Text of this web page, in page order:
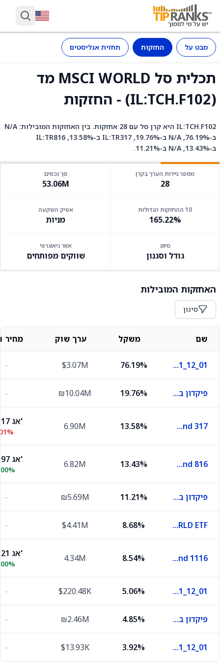
מבט על החזקות תחזית אנליסטים
תכלית סל MSCI WORLD מד
(IL:TCH.F102) - החזקות
IL:TCH.F102 היא קרן סל עם 28 אחזקות. בין האחזקות המובילות: N/A
ב-76.19%, N/A ב-19.76%, IL:TR317 ב-13.58%, IL:TR816
ב-13.43%, N/A ב-11.21%.
מספר ניירות הערך בקרן
28
סך נכסים
53.06M
10 ההחזקות הגדולות
165.22%
אפיק השקעה
מניות
סיווג
גודל וסגנון
אזור גיאוגרפי
שווקים מפותחים
האחזקות המובילות
סינון
שם משקל ערך שוק מחיר
S_060625_364_90_ND_2_N_1_12_01
76.19%
$3.07M
-
פיקדון בבנק מסוים 19.76%
₪10.04M
-
Treasr Bnd 317
13.58%
6.90M 98.17 אג'
Treasr Bnd 816
13.43%
6.82M 99.97 אג'
פיקדון בבנק מסוים 11.21%
₪5.69M
-
ISHARES MSCI WORLD ETF
8.68%
$4.41M
-
Treasr Bnd 1116
8.54%
4.34M 99.21 אג'
S_111225_176_90_ND_2_N_1_12_01
5.06%
$220.48K
-
פיקדון בבנק מסוים 4.85%
₪2.46M
-
S_111225_176_90_ND_2_N_1_12_01
3.92%
$13.93K
-